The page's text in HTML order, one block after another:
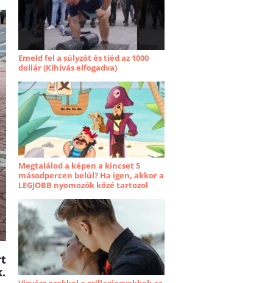
Emeld fel a súlyzót és tiéd az 1000
dollár (Kihívás elfogadva)
Megtalálod a képen a kincset 5
másodpercen belül? Ha igen, akkor a
LEGJOBB nyomozók közé tartozol